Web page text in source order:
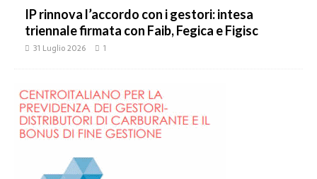
IP rinnova l’accordo con i gestori: intesa
triennale firmata con Faib, Fegica e Figisc
31 Luglio 2026 1